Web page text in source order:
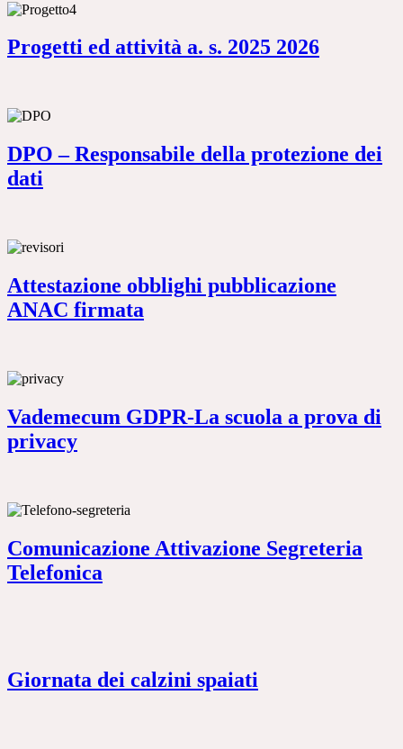
Progetti ed attività a. s. 2025 2026
DPO – Responsabile della protezione dei
dati
Attestazione obblighi pubblicazione
ANAC firmata
Vademecum GDPR-La scuola a prova di
privacy
Comunicazione Attivazione Segreteria
Telefonica
Giornata dei calzini spaiati